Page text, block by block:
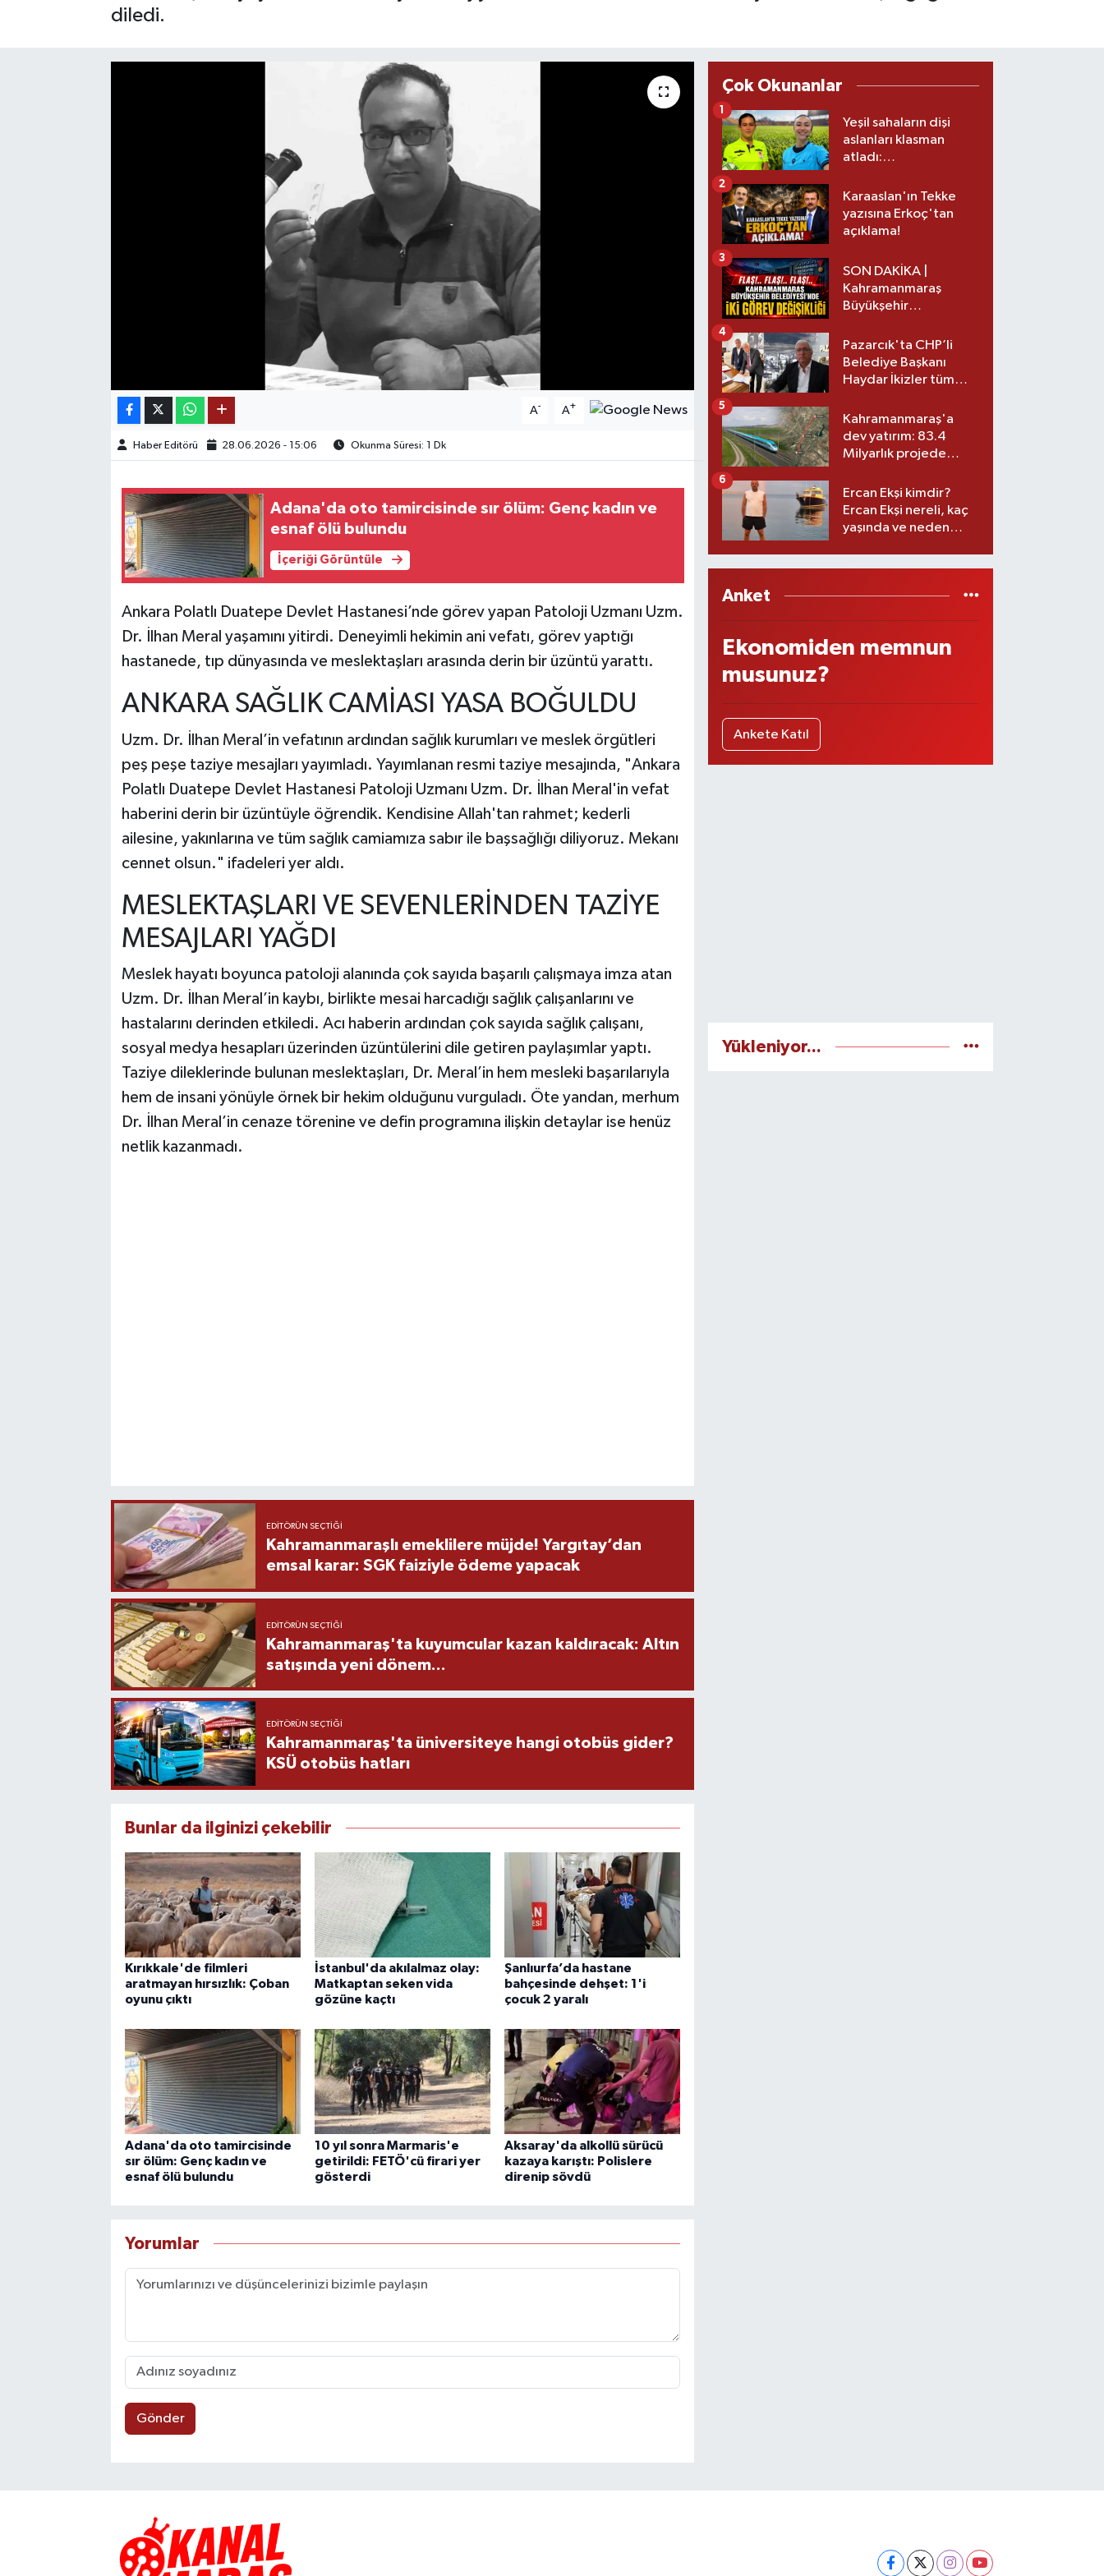
diledi.
A- A+
Haber Editörü 28.06.2026 - 15:06 Okunma Süresi: 1 Dk
Adana'da oto tamircisinde sır ölüm: Genç kadın ve
esnaf ölü bulundu
İçeriği Görüntüle
Ankara Polatlı Duatepe Devlet Hastanesi’nde görev yapan Patoloji Uzmanı Uzm.
Dr. İlhan Meral yaşamını yitirdi. Deneyimli hekimin ani vefatı, görev yaptığı
hastanede, tıp dünyasında ve meslektaşları arasında derin bir üzüntü yarattı.
ANKARA SAĞLIK CAMİASI YASA BOĞULDU
Uzm. Dr. İlhan Meral’in vefatının ardından sağlık kurumları ve meslek örgütleri
peş peşe taziye mesajları yayımladı. Yayımlanan resmi taziye mesajında, "Ankara
Polatlı Duatepe Devlet Hastanesi Patoloji Uzmanı Uzm. Dr. İlhan Meral'in vefat
haberini derin bir üzüntüyle öğrendik. Kendisine Allah'tan rahmet; kederli
ailesine, yakınlarına ve tüm sağlık camiamıza sabır ile başsağlığı diliyoruz. Mekanı
cennet olsun." ifadeleri yer aldı.
MESLEKTAŞLARI VE SEVENLERİNDEN TAZİYE
MESAJLARI YAĞDI
Meslek hayatı boyunca patoloji alanında çok sayıda başarılı çalışmaya imza atan
Uzm. Dr. İlhan Meral’in kaybı, birlikte mesai harcadığı sağlık çalışanlarını ve
hastalarını derinden etkiledi. Acı haberin ardından çok sayıda sağlık çalışanı,
sosyal medya hesapları üzerinden üzüntülerini dile getiren paylaşımlar yaptı.
Taziye dileklerinde bulunan meslektaşları, Dr. Meral’in hem mesleki başarılarıyla
hem de insani yönüyle örnek bir hekim olduğunu vurguladı. Öte yandan, merhum
Dr. İlhan Meral’in cenaze törenine ve defin programına ilişkin detaylar ise henüz
netlik kazanmadı.
EDITÖRÜN SEÇTIĞI
Kahramanmaraşlı emeklilere müjde! Yargıtay’dan
emsal karar: SGK faiziyle ödeme yapacak
EDITÖRÜN SEÇTIĞI
Kahramanmaraş'ta kuyumcular kazan kaldıracak: Altın
satışında yeni dönem...
EDITÖRÜN SEÇTIĞI
Kahramanmaraş'ta üniversiteye hangi otobüs gider?
KSÜ otobüs hatları
Bunlar da ilginizi çekebilir
Kırıkkale'de filmleri
aratmayan hırsızlık: Çoban
oyunu çıktı
İstanbul'da akılalmaz olay:
Matkaptan seken vida
gözüne kaçtı
Şanlıurfa’da hastane
bahçesinde dehşet: 1'i
çocuk 2 yaralı
Adana'da oto tamircisinde
sır ölüm: Genç kadın ve
esnaf ölü bulundu
10 yıl sonra Marmaris'e
getirildi: FETÖ'cü firari yer
gösterdi
Aksaray'da alkollü sürücü
kazaya karıştı: Polislere
direnip sövdü
Yorumlar
Gönder
Çok Okunanlar
Yeşil sahaların dişi
aslanları klasman
atladı:
üst lige iki transfer!
1
Karaaslan'ın Tekke
yazısına Erkoç'tan
açıklama!
2
SON DAKİKA |
Kahramanmaraş
Büyükşehir
görev değişikliği!
3
Pazarcık'ta CHP’li
Belediye Başkanı
Haydar İkizler tüm
yeni partisi
4
Kahramanmaraş'a
dev yatırım: 83.4
Milyarlık projede
5
Ercan Ekşi kimdir?
Ercan Ekşi nereli, kaç
yaşında ve neden
6
Anket
Ekonomiden memnun
musunuz?
Ankete Katıl
Yükleniyor...
KÜLTÜR SANAT